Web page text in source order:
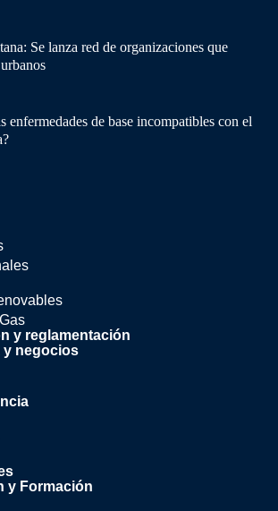
Se lanza red de organizaciones que
enfermedades de base incompatibles con el
y reglamentación
y negocios
y Formación